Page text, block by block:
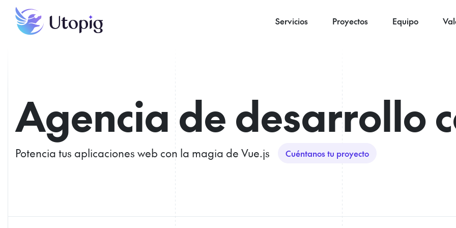
Servicios Proyectos Equipo
Agencia de desarrollo
Potencia tus aplicaciones web con la magia de Vue.js Cuéntanos tu proyecto